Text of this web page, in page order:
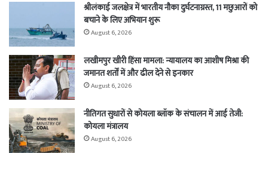
श्रीलंकाई जलक्षेत्र में भारतीय नौका दुर्घटनाग्रस्त, 11 मछुआरों को
बचाने के लिए अभियान शुरू
August 6, 2026
लखीमपुर खीरी हिंसा मामला: न्यायालय का आशीष मिश्रा की
जमानत शर्तों में और ढील देने से इनकार
August 6, 2026
नीतिगत सुधारों से कोयला ब्लॉक के संचालन में आई तेजी:
कोयला मंत्रालय
August 6, 2026